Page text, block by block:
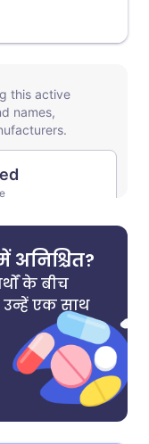
के बीच
एक साथ